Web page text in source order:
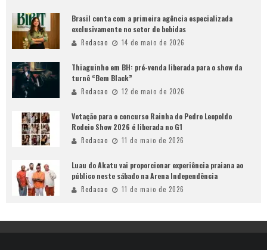
Brasil conta com a primeira agência especializada
exclusivamente no setor de bebidas
Redacao 14 de maio de 2026
Thiaguinho em BH: pré-venda liberada para o show da
turnê “Bem Black”
Redacao 12 de maio de 2026
Votação para o concurso Rainha do Pedro Leopoldo
Rodeio Show 2026 é liberada no G1
Redacao 11 de maio de 2026
Luau do Akatu vai proporcionar experiência praiana ao
público neste sábado na Arena Independência
Redacao 11 de maio de 2026